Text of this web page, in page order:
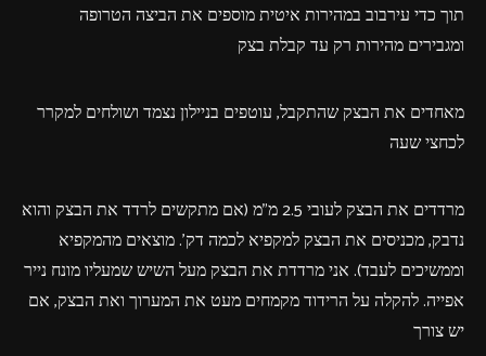
תוך כדי עירבוב במהירות איטית מוספים את הביצה הטרופה
ומגבירים מהירות רק עד קבלת בצק
מאחדים את הבצק שהתקבל, עוטפים בניילון נצמד ושולחים למקרר
לכחצי שעה
מרדדים את הבצק לעובי 2.5 מ"מ (אם מתקשים לרדד את הבצק והוא
נדבק, מכניסים את הבצק למקפיא לכמה דק'. מוצאים מהמקפיא
וממשיכים לעבד). אני מרדדת את הבצק מעל השיש שמעליו מונח נייר
אפייה. להקלה על הרידוד מקמחים מעט את המערוך ואת הבצק, אם
יש צורך